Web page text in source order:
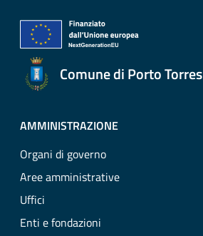
Comune di Porto Torres
AMMINISTRAZIONE
Organi di governo
Aree amministrative
Uffici
Enti e fondazioni